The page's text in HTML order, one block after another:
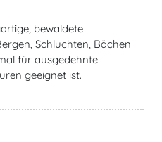
bewaldete
Schluchten, Bächen
für ausgedehnte
geeignet ist.